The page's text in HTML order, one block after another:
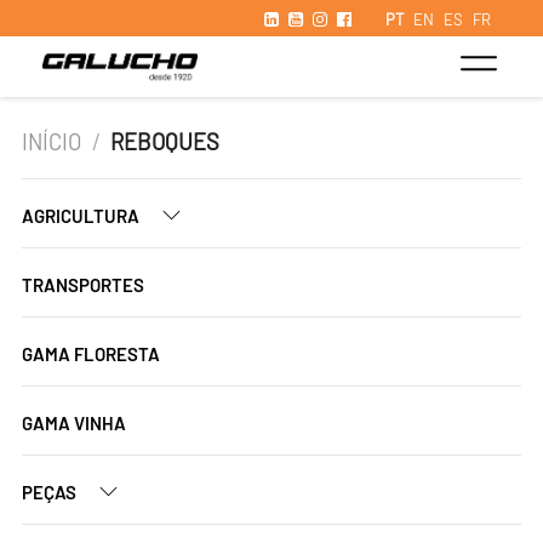
PT EN ES FR
INÍCIO / REBOQUES
AGRICULTURA
TRANSPORTES
GAMA FLORESTA
GAMA VINHA
PEÇAS